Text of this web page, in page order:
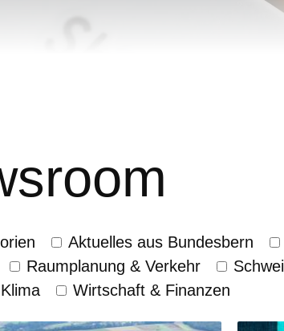
Aktuelles aus Bundesbern
Raumplanung & Verkehr
Wirtschaft & Finanzen